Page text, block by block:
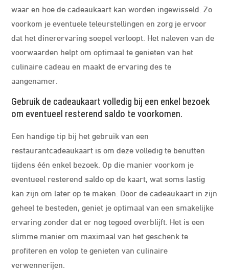
waar en hoe de cadeaukaart kan worden ingewisseld. Zo
voorkom je eventuele teleurstellingen en zorg je ervoor
dat het dinerervaring soepel verloopt. Het naleven van de
voorwaarden helpt om optimaal te genieten van het
culinaire cadeau en maakt de ervaring des te
aangenamer.
Gebruik de cadeaukaart volledig bij een enkel bezoek
om eventueel resterend saldo te voorkomen.
Een handige tip bij het gebruik van een
restaurantcadeaukaart is om deze volledig te benutten
tijdens één enkel bezoek. Op die manier voorkom je
eventueel resterend saldo op de kaart, wat soms lastig
kan zijn om later op te maken. Door de cadeaukaart in zijn
geheel te besteden, geniet je optimaal van een smakelijke
ervaring zonder dat er nog tegoed overblijft. Het is een
slimme manier om maximaal van het geschenk te
profiteren en volop te genieten van culinaire
verwennerijen.